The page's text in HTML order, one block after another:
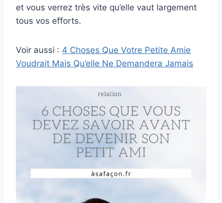
et vous verrez très vite qu’elle vaut largement
tous vos efforts.
Voir aussi : 4 Choses Que Votre Petite Amie
Voudrait Mais Qu’elle Ne Demandera Jamais